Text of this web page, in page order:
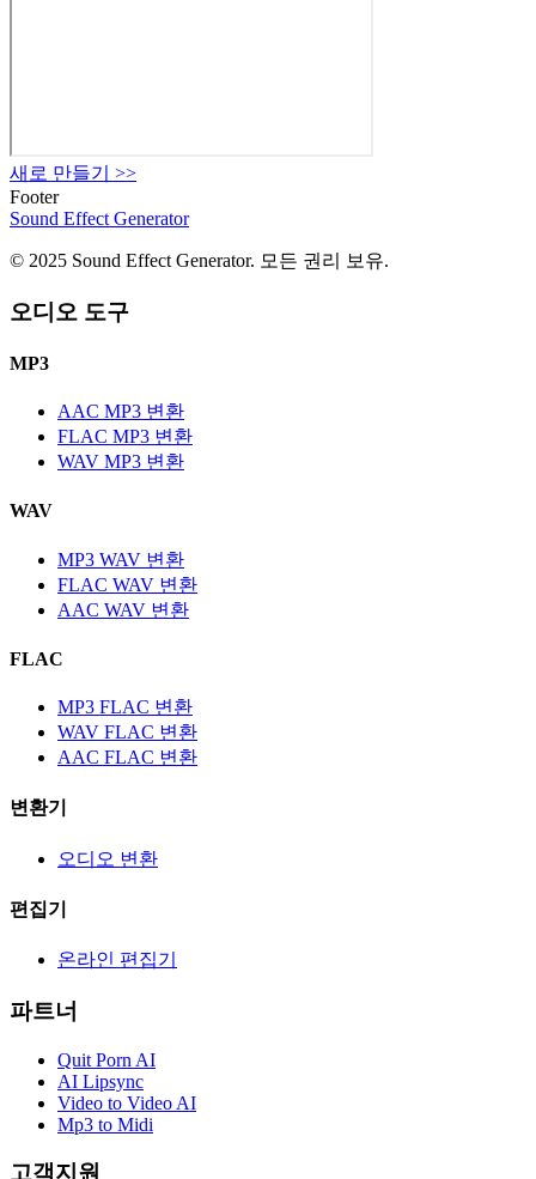
새로 만들기
>>
Footer
Sound Effect Generator
© 2025 Sound Effect Generator. 모든 권리 보유.
오디오 도구
MP3
AAC MP3 변환
FLAC MP3 변환
WAV MP3 변환
WAV
MP3 WAV 변환
FLAC WAV 변환
AAC WAV 변환
FLAC
MP3 FLAC 변환
WAV FLAC 변환
AAC FLAC 변환
변환기
오디오 변환
편집기
온라인 편집기
파트너
Quit Porn AI
AI Lipsync
Video to Video AI
Mp3 to Midi
고객지원